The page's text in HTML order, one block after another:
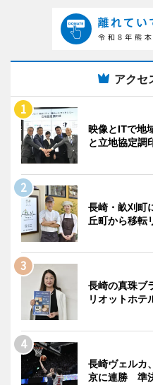
アクセ
映像とITで地
と立地協定調
長崎・畝刈町
丘町から移転
長崎の真珠ブ
リオットホテ
長崎ヴェルカ
京に連勝 準